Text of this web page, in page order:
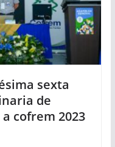
sexta
de
cofrem 2023